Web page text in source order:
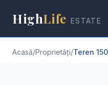
HighLife ESTATE
Acasă/Proprietăți/